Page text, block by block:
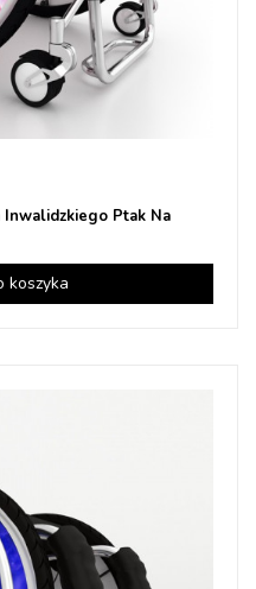
Inwalidzkiego Ptak Na
koszyka